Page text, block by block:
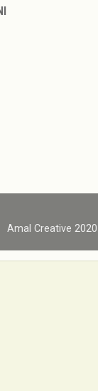
Amal Creative